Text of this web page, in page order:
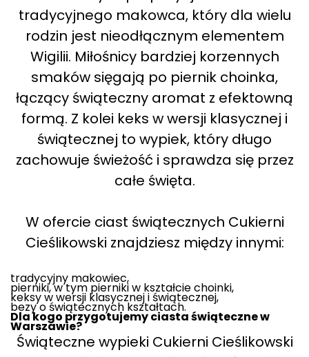
tradycyjnego makowca, który dla wielu
rodzin jest nieodłącznym elementem
Wigilii. Miłośnicy bardziej korzennych
smaków sięgają po piernik choinka,
łączący świąteczny aromat z efektowną
formą. Z kolei keks w wersji klasycznej i
świątecznej to wypiek, który długo
zachowuje świeżość i sprawdza się przez
całe święta.
W ofercie ciast świątecznych Cukierni
Cieślikowski znajdziesz między innymi:
tradycyjny makowiec,
pierniki, w tym pierniki w kształcie choinki,
keksy w wersji klasycznej i świątecznej,
bezy o świątecznych kształtach.
Dla kogo przygotujemy ciasta świąteczne w
Warszawie?
Świąteczne wypieki Cukierni Cieślikowski